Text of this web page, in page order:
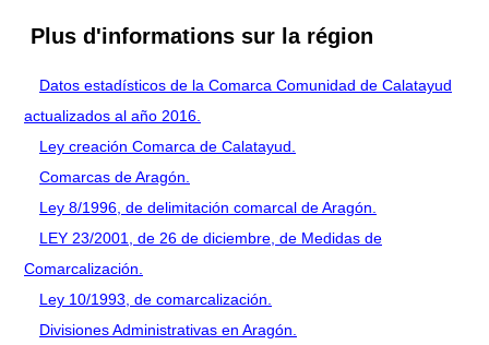
Plus d'informations sur la région
Datos estadísticos de la Comarca Comunidad de Calatayud
actualizados al año 2016.
Ley creación Comarca de Calatayud.
Comarcas de Aragón.
Ley 8/1996, de delimitación comarcal de Aragón.
LEY 23/2001, de 26 de diciembre, de Medidas de
Comarcalización.
Ley 10/1993, de comarcalización.
Divisiones Administrativas en Aragón.